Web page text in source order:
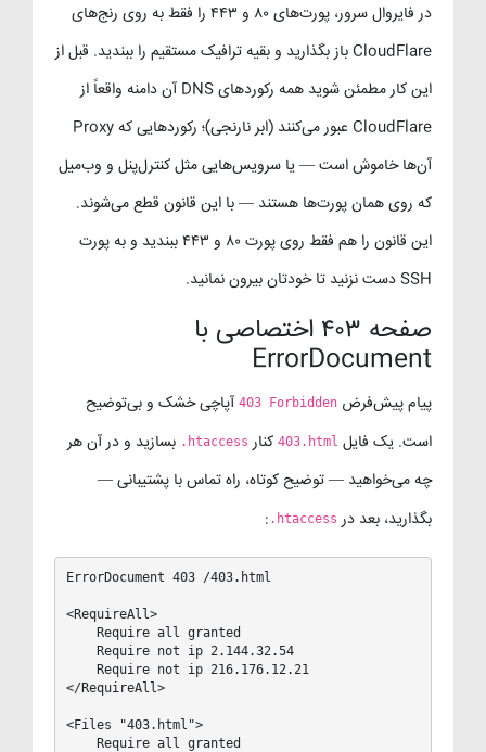
در فایروال سرور، پورت‌های ۸۰ و ۴۴۳ را فقط به روی رنج‌های
CloudFlare باز بگذارید و بقیه ترافیک مستقیم را ببندید. قبل از
این کار مطمئن شوید همه رکوردهای DNS آن دامنه واقعاً از
CloudFlare عبور می‌کنند (ابر نارنجی)؛ رکوردهایی که Proxy
آن‌ها خاموش است — یا سرویس‌هایی مثل کنترل‌پنل و وب‌میل
که روی همان پورت‌ها هستند — با این قانون قطع می‌شوند.
این قانون را هم فقط روی پورت ۸۰ و ۴۴۳ ببندید و به پورت
SSH دست نزنید تا خودتان بیرون نمانید.
صفحه ۴۰۳ اختصاصی با
ErrorDocument
پیام پیش‌فرض 403 Forbidden آپاچی خشک و بی‌توضیح
است. یک فایل 403.html کنار .htaccess بسازید و در آن هر
چه می‌خواهید — توضیح کوتاه، راه تماس با پشتیبانی —
بگذارید، بعد در .htaccess
:
ErrorDocument 403 /403.html
<RequireAll>
    Require all granted
    Require not ip 2.144.32.54
    Require not ip 216.176.12.21
</RequireAll>
<Files "403.html">
    Require all granted